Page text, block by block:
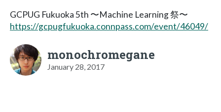
GCPUG Fukuoka 5th 〜Machine Learning 祭〜
https://gcpugfukuoka.connpass.com/event/46049/
monochromegane
January 28, 2017